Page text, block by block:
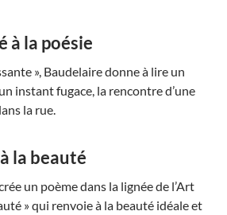
à la poésie
», Baudelaire donne à lire un
instant fugace, la rencontre d’une
la rue.
la beauté
un poème dans la lignée de l’Art
» qui renvoie à la beauté idéale et